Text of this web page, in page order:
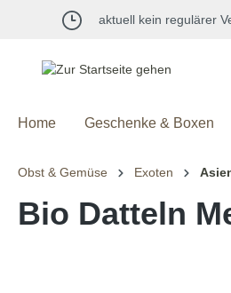
Zur Hauptnavigation
aktuell kein regulärer
Home Geschenke & Boxen
Obst & Gemüse Exoten
Bio Datteln